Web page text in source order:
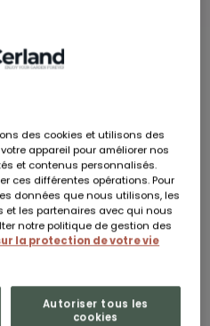
cm
AU PANIER
Plus d’informations
des cookies et utilisons des
appareil pour améliorer nos
et contenus personnalisés.
ces différentes opérations. Pour
données que nous utilisons, les
les partenaires avec qui nous
notre politique de gestion des
la protection de votre vie
Autoriser tous les
cookies